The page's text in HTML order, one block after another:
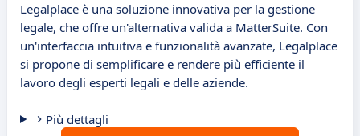
Legalplace è una soluzione innovativa per la gestione
legale, che offre un'alternativa valida a MatterSuite. Con
un'interfaccia intuitiva e funzionalità avanzate, Legalplace
si propone di semplificare e rendere più efficiente il
lavoro degli esperti legali e delle aziende.
Più dettagli